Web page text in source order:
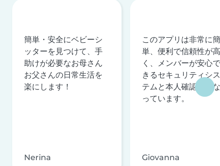
簡単・安全にベビーシ
ッターを見つけて、手
助けが必要なお母さん
お父さんの日常生活を
楽にします！
Nerina
このアプリは非常に簡
単、便利で信頼性が高
く、メンバーが安心で
きるセキュリティシス
テムと本人確認を行な
っています。
Giovanna